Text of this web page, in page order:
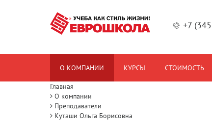
+7
О КОМПАНИИ КУРСЫ СТОИМОСТЬ
Главная
О компании
Преподаватели
Куташи Ольга Борисовна